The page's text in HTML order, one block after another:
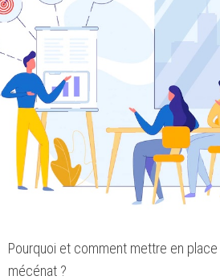
Pourquoi et comment mettre en
mécénat ?